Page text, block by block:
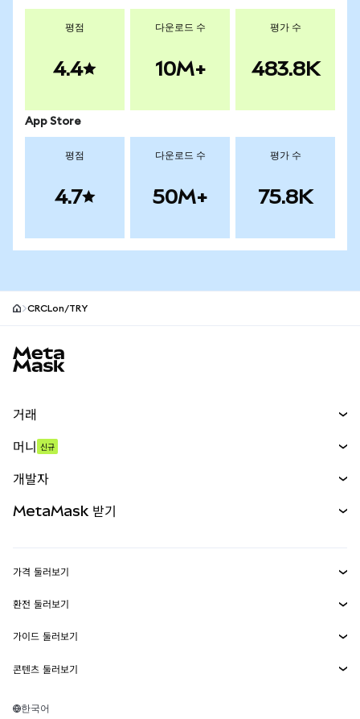
평점
4.4
다운로드 수
10M+
평가 수
483.8K
App Store
평점
4.7
다운로드 수
50M+
평가 수
75.8K
CRCLon/TRY
거래
무기한 선물
실물자산
머니 신규
개발자
MetaMask Connect
Snaps
웹3 서비스
MetaMask 받기
보안
고객 지원
채용
가격 둘러보기
이더리움 가격
솔라나 가격
테더 가격
환전 둘러보기
ETH를 USD로 환전
USDT를 INR로 환전
BTC를 INR로 환전
가이드 둘러보기
ETH 매수
콘텐츠 둘러보기
솔라나 지갑
한국어